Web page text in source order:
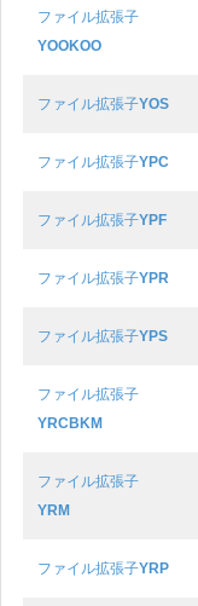
ファイル拡張子
YOOKOO
ファイル拡張子YOS
ファイル拡張子YPC
ファイル拡張子YPF
ファイル拡張子YPR
ファイル拡張子YPS
ファイル拡張子
YRCBKM
ファイル拡張子
YRM
ファイル拡張子YRP